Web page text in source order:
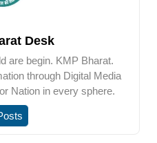
Desk
are begin. KMP Bharat.
through Digital Media
Nation in every sphere.